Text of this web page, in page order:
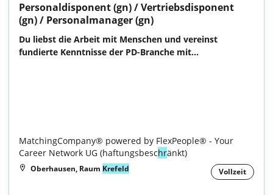
Personaldisponent (gn) / Vertriebsdisponent
(gn) / Personalmanager (gn)
Du liebst die Arbeit mit Menschen und vereinst
fundierte Kenntnisse der PD-Branche mit...
MatchingCompany® powered by FlexPeople® - Your
Career Network UG (haftungsbeschränkt)
Oberhausen, Raum Krefeld Vollzeit